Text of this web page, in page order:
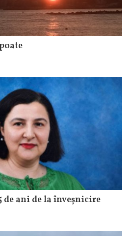
de ani de la înveșnicire